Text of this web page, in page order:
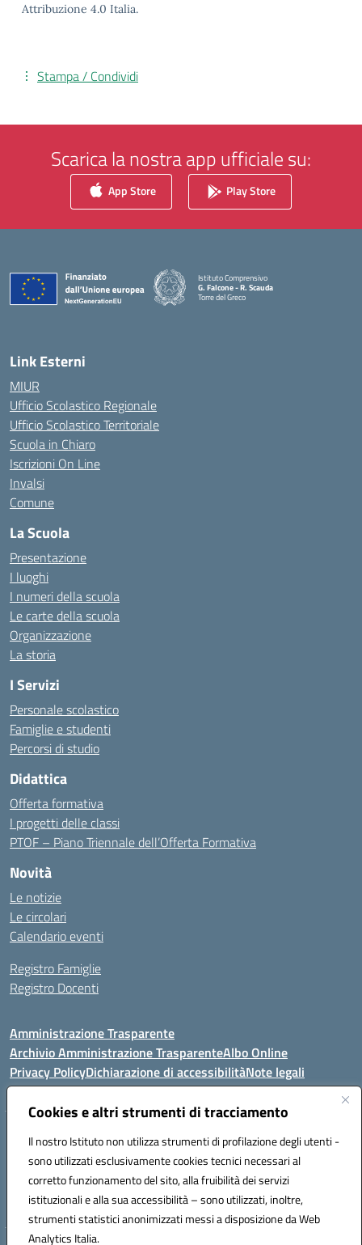
Cookies e altri strumenti di tracciamento
Il nostro Istituto non utilizza strumenti di profilazione degli utenti -
sono utilizzati esclusivamente cookies tecnici necessari al
corretto funzionamento del sito, alla fruibilità dei servizi
istituzionali e alla sua accessibilità – sono utilizzati, inoltre,
strumenti statistici anonimizzati messi a disposizione da Web
Analytics Italia.
Attribuzione 4.0 Italia.
Stampa / Condividi
Scarica la nostra app ufficiale su:
App Store Play Store
Istituto Comprensivo
G. Falcone - R. Scauda
Torre del Greco
Link Esterni
MIUR
Ufficio Scolastico Regionale
Ufficio Scolastico Territoriale
Scuola in Chiaro
Iscrizioni On Line
Invalsi
Comune
La Scuola
Presentazione
I luoghi
I numeri della scuola
Le carte della scuola
Organizzazione
La storia
I Servizi
Personale scolastico
Famiglie e studenti
Percorsi di studio
Didattica
Offerta formativa
I progetti delle classi
PTOF – Piano Triennale dell’Offerta Formativa
Novità
Le notizie
Le circolari
Calendario eventi
Registro Famiglie
Registro Docenti
Amministrazione Trasparente
Archivio Amministrazione TrasparenteAlbo Online
Privacy PolicyDichiarazione di accessibilitàNote legali
Istituto Comprensivo Statale
Via Cupa Campanariello, 5 - 80059, Torre del Greco (NA)
Tel. +39 0818834377 - Fax +39 0818834377 - Cod.Fisc. 95170530638
Email: naic8df00a@istruzione.it - PEC: naic8df00a@pec.istruzione.it